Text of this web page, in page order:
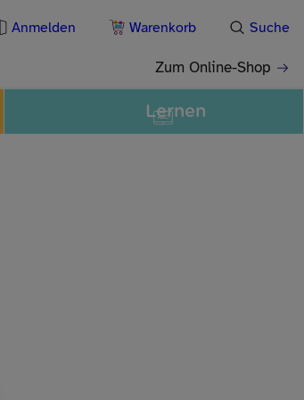
Zum Online-Shop
Anmelden Warenkorb Suche
Lernen